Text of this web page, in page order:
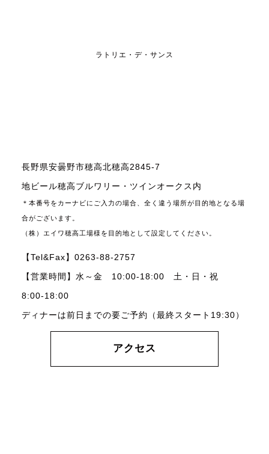
ラトリエ・デ・サンス
長野県安曇野市穂高北穂高2845-7
地ビール穂高ブルワリー・ツインオークス内
＊本番号をカーナビにご入力の場合、全く違う場所が目的地となる場
合がございます。
（株）エイワ穂高工場様を目的地として設定してください。
【Tel&Fax】0263-88-2757
【営業時間】水～金 10:00-18:00 土・日・祝
8:00-18:00
ディナーは前日までの要ご予約（最終スタート19:30）
アクセス